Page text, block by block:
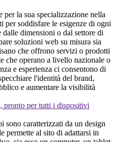
la sua specializzazione nella
per soddisfare le esigenze di ogni
dimensioni o dal settore di
soluzioni web su misura sia
che offrono servizi o prodotti
che operano a livello nazionale o
e esperienza ci consentono di
l'identità del brand,
e aumentare la visibilità
pronto per tutti i dispositivi
sono caratterizzati da un design
permette al sito di adattarsi in